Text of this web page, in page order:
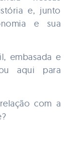
e, junto
e sua
embasada e
aqui para
com a